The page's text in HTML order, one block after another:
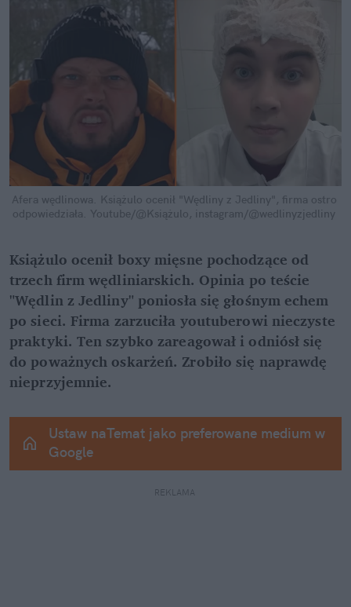
Afera wędlinowa. Książulo ocenił "Wędliny z Jedliny", firma ostro
odpowiedziała. Youtube/@Książulo, instagram/@wedlinyzjedliny
Książulo ocenił boxy mięsne pochodzące od
trzech firm wędliniarskich. Opinia po teście
"Wędlin z Jedliny" poniosła się głośnym echem
po sieci. Firma zarzuciła youtuberowi nieczyste
praktyki. Ten szybko zareagował i odniósł się
do poważnych oskarżeń. Zrobiło się naprawdę
nieprzyjemnie.
Ustaw naTemat jako preferowane medium w
Google
REKLAMA